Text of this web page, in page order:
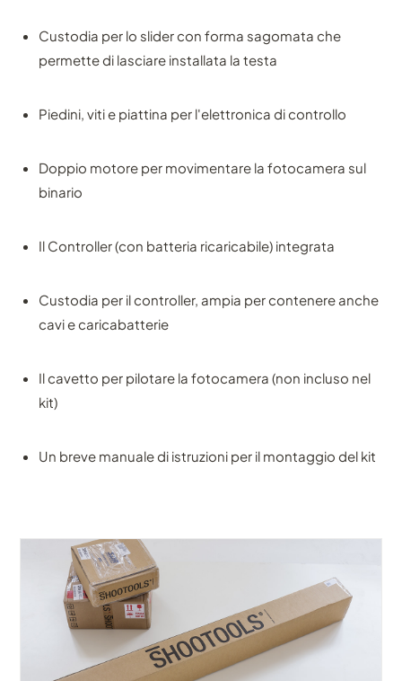
Custodia per lo slider con forma sagomata che
permette di lasciare installata la testa
Piedini, viti e piattina per l'elettronica di controllo
Doppio motore per movimentare la fotocamera sul
binario
Il Controller (con batteria ricaricabile) integrata
Custodia per il controller, ampia per contenere anche
cavi e caricabatterie
Il cavetto per pilotare la fotocamera (non incluso nel
kit)
Un breve manuale di istruzioni per il montaggio del kit